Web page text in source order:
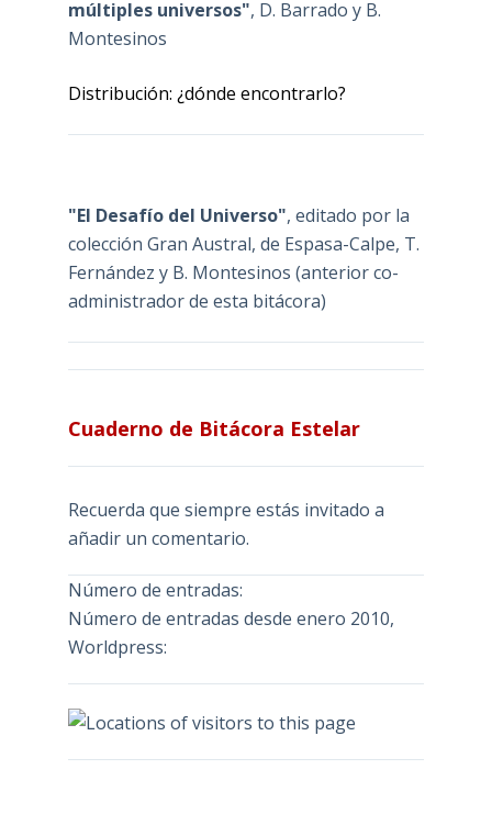
múltiples universos", D. Barrado y B.
Montesinos
Distribución: ¿dónde encontrarlo?
"El Desafío del Universo", editado por la
colección Gran Austral, de Espasa-Calpe, T.
Fernández y B. Montesinos (anterior co-
administrador de esta bitácora)
Cuaderno de Bitácora Estelar
Recuerda que siempre estás invitado a
añadir un comentario.
Número de entradas:
Número de entradas desde enero 2010,
Worldpress: